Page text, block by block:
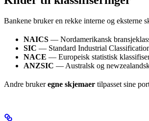
Bankene bruker en rekke interne og eksterne
NAICS — Nordamerikansk
SIC — Standard Industrial
NACE — Europeisk statistisk
ANZSIC — Australsk og
Andre brukeregne skjemaer tilpasset sine